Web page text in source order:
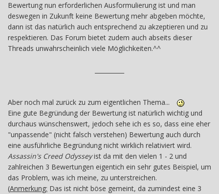
Bewertung nun erforderlichen Ausformulierung ist und man
deswegen in Zukunft keine Bewertung mehr abgeben möchte,
dann ist das natürlich auch entsprechend zu akzeptieren und zu
respektieren. Das Forum bietet zudem auch abseits dieser
Threads unwahrscheinlich viele Möglichkeiten.^^
Aber noch mal zurück zu zum eigentlichen Thema...
Eine gute Begründung der Bewertung ist natürlich wichtig und
durchaus wünschenswert, jedoch sehe ich es so, dass eine eher
"unpassende" (nicht falsch verstehen) Bewertung auch durch
eine ausführliche Begründung nicht wirklich relativiert wird.
Assassin's Creed Odysseyist da mit den vielen 1 - 2 und
zahlreichen 3 Bewertungen eigentich ein sehr gutes Beispiel, um
das Problem, was ich meine, zu unterstreichen.
(Anmerkung: Das ist nicht böse gemeint, da zumindest eine 3